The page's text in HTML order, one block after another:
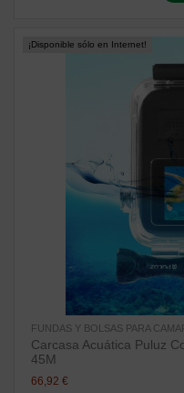
¡Disponible sólo en Internet!
FUNDAS Y BOLSAS PARA
Carcasa Acuática Puluz
45M
66,92 €